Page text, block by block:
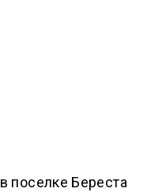
в поселке Береста